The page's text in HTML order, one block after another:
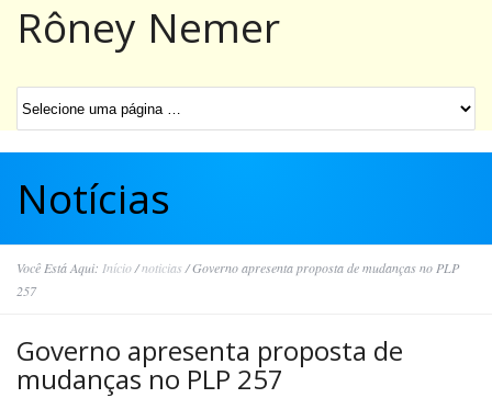
Rôney Nemer
Notícias
Você Está Aqui: Início/noticias /Governo apresenta proposta de mudanças no PLP
257
Governo apresenta proposta de
mudanças no PLP 257